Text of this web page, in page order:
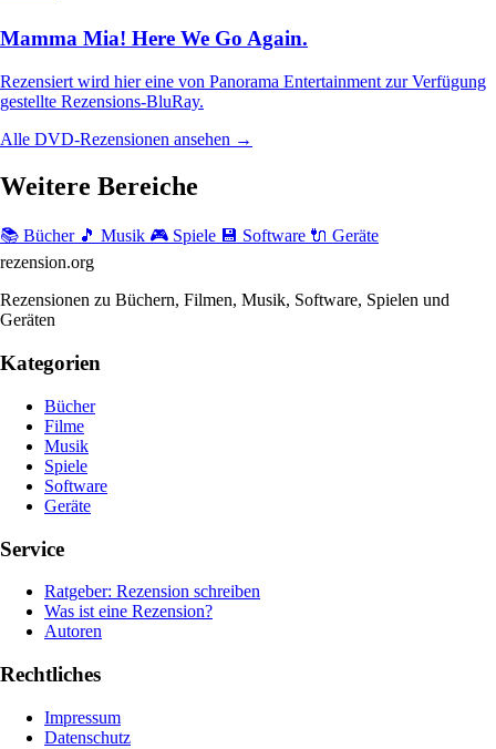
Mamma Mia! Here We Go Again.
Rezensiert wird hier eine von Panorama Entertainment zur Verfügung
gestellte Rezensions-BluRay.
Alle DVD-Rezensionen ansehen →
Weitere Bereiche
📚 Bücher 🎵 Musik 🎮 Spiele 💾 Software 🔌 Geräte
rezension.org
Rezensionen zu Büchern, Filmen, Musik, Software, Spielen und
Geräten
Kategorien
Bücher
Filme
Musik
Spiele
Software
Geräte
Service
Ratgeber: Rezension schreiben
Was ist eine Rezension?
Autoren
Rechtliches
Impressum
Datenschutz